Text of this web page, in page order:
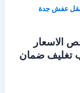
عفش جدة
الاسعار
تركيب تغليف ضمان